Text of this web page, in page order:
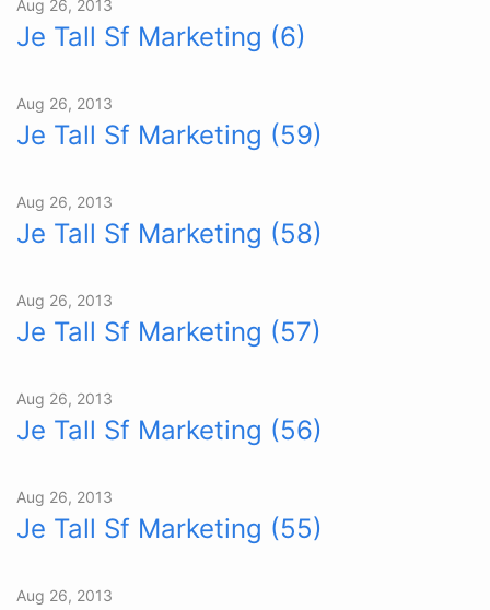
Aug 26, 2013
Je Tall Sf Marketing (6)
Aug 26, 2013
Je Tall Sf Marketing (59)
Aug 26, 2013
Je Tall Sf Marketing (58)
Aug 26, 2013
Je Tall Sf Marketing (57)
Aug 26, 2013
Je Tall Sf Marketing (56)
Aug 26, 2013
Je Tall Sf Marketing (55)
Aug 26, 2013